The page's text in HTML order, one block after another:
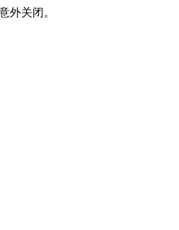
外关闭。